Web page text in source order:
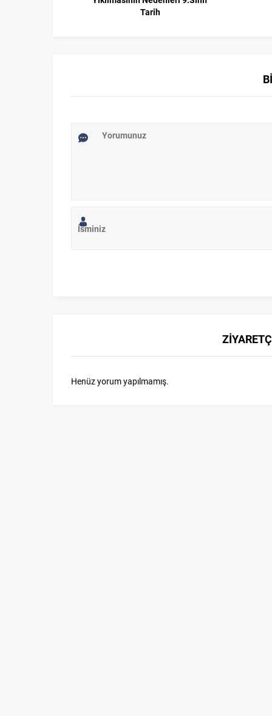
Tarih
Henüz yorum yapılmamış.